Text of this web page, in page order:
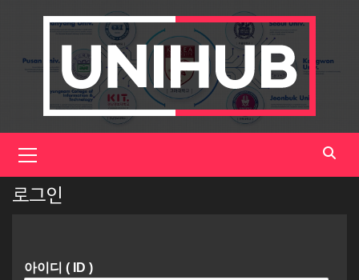
Menu
로그인
아이디 ( ID )